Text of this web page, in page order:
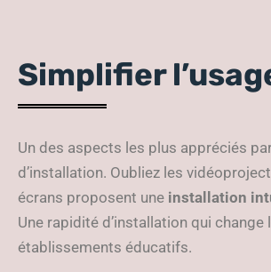
Simplifier
Un des aspects les plus appréciés
d’installation. Oubliez les
écrans proposent une installation
Une rapidité d’installation qui
établissements éducatifs.